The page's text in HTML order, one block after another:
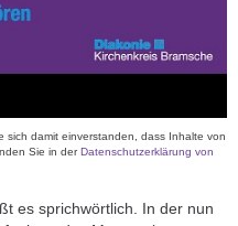
sich damit einverstanden, dass Inhalte von
Sie in derDatenschutzerklärung von
es sprichwörtlich. In der nun